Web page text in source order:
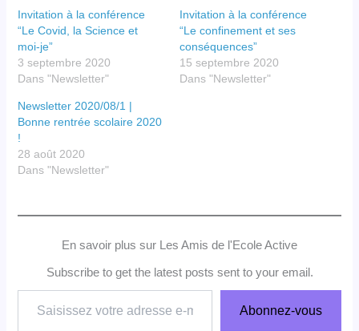
Invitation à la conférence
“Le Covid, la Science et
moi-je”
3 septembre 2020
Dans "Newsletter"
Invitation à la conférence
“Le confinement et ses
conséquences”
15 septembre 2020
Dans "Newsletter"
Newsletter 2020/08/1 |
Bonne rentrée scolaire 2020
!
28 août 2020
Dans "Newsletter"
En savoir plus sur Les Amis de l'Ecole Active
Subscribe to get the latest posts sent to your email.
votre
Abonnez-vous